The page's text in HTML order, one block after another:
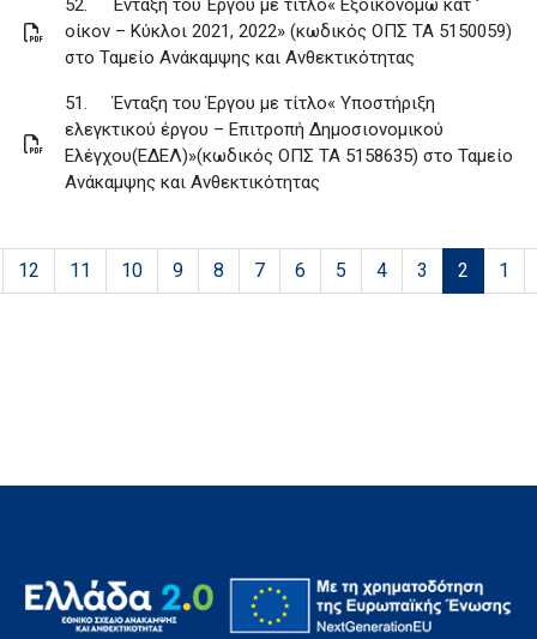
52.
Ένταξη του Έργου με τίτλο« Εξοικονομώ κατ ‘
οίκον – Κύκλοι 2021, 2022» (κωδικός ΟΠΣ ΤΑ 5150059)
στο Ταμείο Ανάκαμψης και Ανθεκτικότητας
51.
Ένταξη του Έργου με τίτλο« Υποστήριξη
ελεγκτικού έργου – Επιτροπή Δημοσιονομικού
Ελέγχου(ΕΔΕΛ)»(κωδικός ΟΠΣ ΤΑ 5158635) στο Ταμείο
Ανάκαμψης και Ανθεκτικότητας
12 11 10 9 8 7 6 5 4 3 2 1